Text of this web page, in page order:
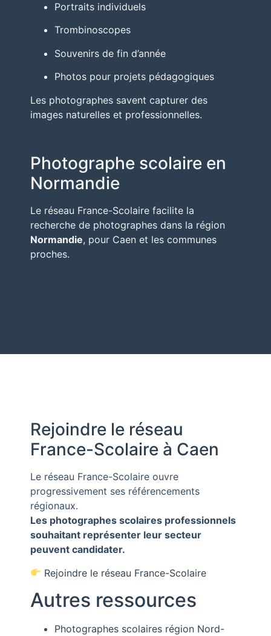
Portraits individuels
Trombinoscopes
Souvenirs de fin d’année
Photos pour projets pédagogiques
Les photographes savent capturer des
images naturelles et professionnelles.
Photographe scolaire en
Normandie
Le réseau France-Scolaire facilite la
recherche de photographes dans la région
Normandie, pour Caen et les communes
proches.
Rejoindre le réseau
France-Scolaire à Caen
Le réseau France-Scolaire ouvre
progressivement ses référencements
régionaux.
Les photographes scolaires professionnels
souhaitant représenter leur secteur
peuvent candidater.
Rejoindre le réseau France-Scolaire
Autres ressources
Photographes scolaires région Nord-